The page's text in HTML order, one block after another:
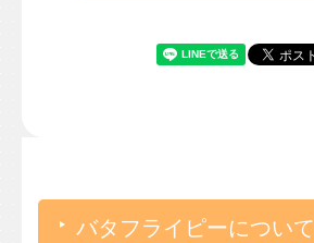
バタフライピーについて